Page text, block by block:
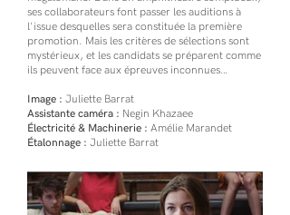
ses collaborateurs font passer les auditions à
l'issue desquelles sera constituée la première
promotion. Mais les critères de sélections sont
mystérieux, et les candidats se préparent comme
ils peuvent face aux épreuves inconnues…
Image : Juliette Barrat
Assistante caméra : Negin Khazaee
Électricité & Machinerie : Amélie Marandet
Étalonnage : Juliette Barrat